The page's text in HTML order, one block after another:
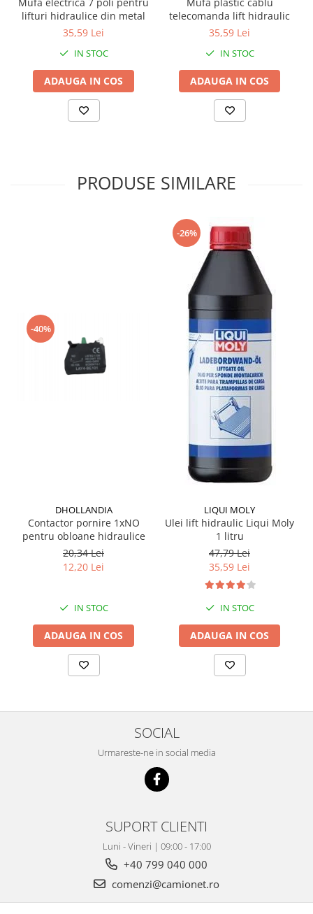
MAMMUT LIFT
Hidraulice
Motor electric si pompa hidraulica
Cilindru hidraulic si protectie
lifturi hidraulice din metal
35,59 Lei
IN STOC
ADAUGA IN COS
telecomanda lift hidraulic
35,59 Lei
IN STOC
ADAUGA IN COS
PRODUSE SIMILARE
-40%
DHOLLANDIA
Contactor pornire 1xNO
pentru obloane hidraulice
20,34 Lei
12,20 Lei
IN STOC
ADAUGA IN COS
-26%
LIQUI MOLY
Ulei lift hidraulic Liqui Moly
1 litru
47,79 Lei
35,59 Lei
IN STOC
ADAUGA IN COS
SOCIAL
Urmareste-ne in social media
SUPORT CLIENTI
Luni - Vineri | 09:00 - 17:00
+40 799 040 000
comenzi@camionet.ro